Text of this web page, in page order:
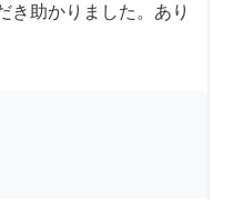
き助かりました。あり